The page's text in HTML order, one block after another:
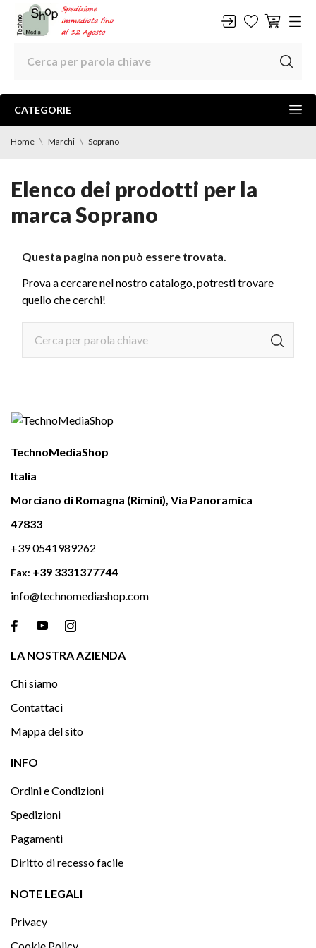
CATEGORIE
Home Marchi Soprano
Elenco dei prodotti per la
marca Soprano
Questa pagina non può essere trovata.
Prova a cercare nel nostro catalogo, potresti trovare
quello che cerchi!
TechnoMediaShop
Italia
Morciano di Romagna (Rimini), Via Panoramica
47833
+39 0541989262
Fax: +39 3331377744
info@technomediashop.com
LA NOSTRA AZIENDA
Chi siamo
Contattaci
Mappa del sito
INFO
Ordini e Condizioni
Spedizioni
Pagamenti
Diritto di recesso facile
NOTE LEGALI
Privacy